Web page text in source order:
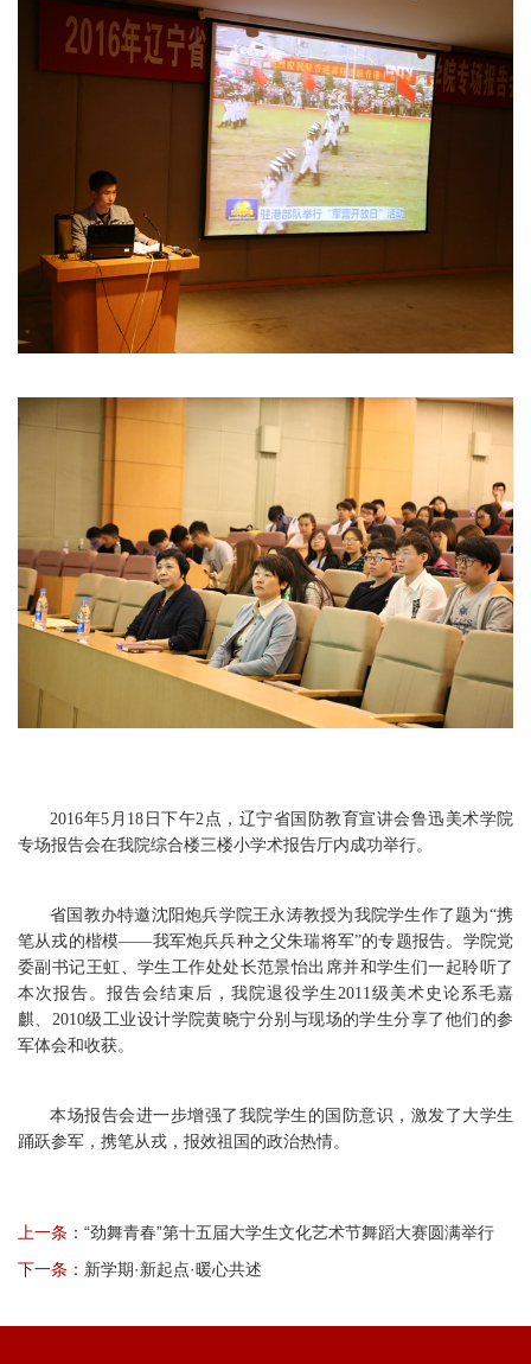
2016年5月18日下午2点，辽宁省国防教育宣讲会鲁迅美术学院
专场报告会在我院综合楼三楼小学术报告厅内成功举行。
省国教办特邀沈阳炮兵学院王永涛教授为我院学生作了题为“携
笔从戎的楷模——我军炮兵兵种之父朱瑞将军”的专题报告。学院党
委副书记王虹、学生工作处处长范景怡出席并和学生们一起聆听了
本次报告。报告会结束后，我院退役学生2011级美术史论系毛嘉
麒、2010级工业设计学院黄晓宁分别与现场的学生分享了他们的参
军体会和收获。
本场报告会进一步增强了我院学生的国防意识，激发了大学生
踊跃参军，携笔从戎，报效祖国的政治热情。
上一条： “劲舞青春”第十五届大学生文化艺术节舞蹈大赛圆满举行
下一条： 新学期·新起点·暖心共述